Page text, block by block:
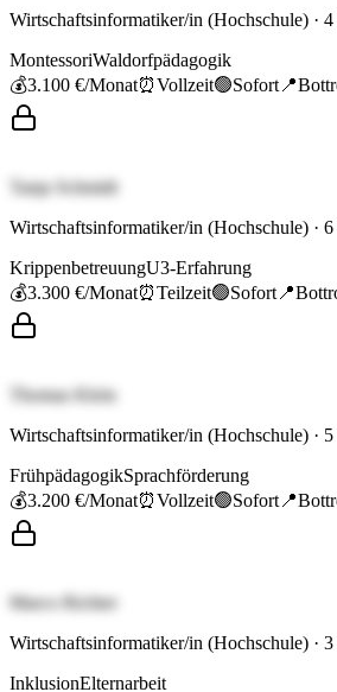
Wirtschaftsinformatiker/in (Hochschule) · 4
MontessoriWaldorfpädagogik
💰3.100 €/Monat⏰Vollzeit🟢Sofort 📍
Tanja Schmidt
Wirtschaftsinformatiker/in (Hochschule) · 6
KrippenbetreuungU3-Erfahrung
💰3.300 €/Monat⏰Teilzeit🟢Sofort 📍
Thomas Klein
Wirtschaftsinformatiker/in (Hochschule) · 5
FrühpädagogikSprachförderung
💰3.200 €/Monat⏰Vollzeit🟢Sofort 📍
Marco Richter
Wirtschaftsinformatiker/in (Hochschule) · 3
InklusionElternarbeit